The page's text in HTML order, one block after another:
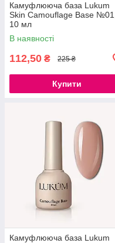
Камуфлююча база Lukum
Skin Camouflage Base №01,
10 мл
В наявності
112,50 ₴ 225 ₴
Купити
Камуфлююча база Lukum